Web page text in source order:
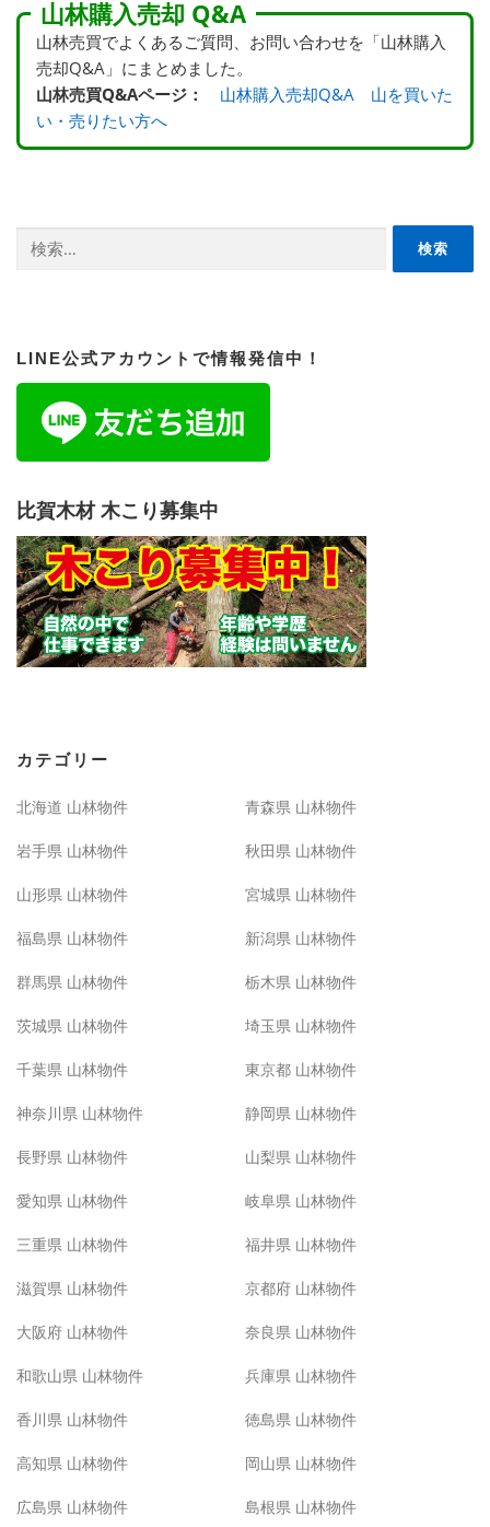
山林購入売却 Q&A
山林売買でよくあるご質問、お問い合わせを「山林購入
売却Q&A」にまとめました。
山林売買Q&Aページ：
山林購入売却Q&A 山を買いた
い・売りたい方へ
LINE公式アカウントで情報発信中！
比賀木材 木こり募集中
カテゴリー
北海道 山林物件 青森県 山林物件
岩手県 山林物件 秋田県 山林物件
山形県 山林物件 宮城県 山林物件
福島県 山林物件 新潟県 山林物件
群馬県 山林物件 栃木県 山林物件
茨城県 山林物件 埼玉県 山林物件
千葉県 山林物件 東京都 山林物件
神奈川県 山林物件 静岡県 山林物件
長野県 山林物件 山梨県 山林物件
愛知県 山林物件 岐阜県 山林物件
三重県 山林物件 福井県 山林物件
滋賀県 山林物件 京都府 山林物件
大阪府 山林物件 奈良県 山林物件
和歌山県 山林物件 兵庫県 山林物件
香川県 山林物件 徳島県 山林物件
高知県 山林物件 岡山県 山林物件
広島県 山林物件 島根県 山林物件